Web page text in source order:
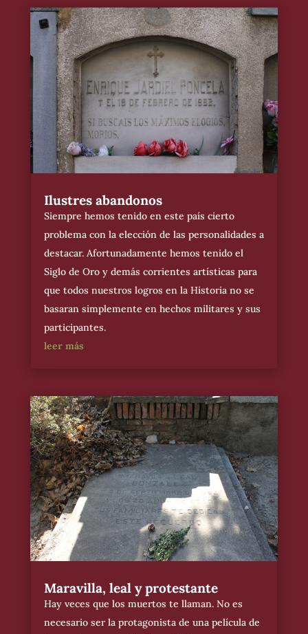
Ilustres abandonos
Siempre hemos tenido en este país cierto
problema con la elección de las personalidades a
destacar. Afortunadamente hemos tenido el
Siglo de Oro y demás corrientes artísticas para
que todos nuestros logros en la Historia no se
basaran simplemente en hechos militares y sus
participantes.
leer más
Maravilla, leal y protestante
Hay veces que los muertos te llaman. No es
necesario ser la protagonista de una película de